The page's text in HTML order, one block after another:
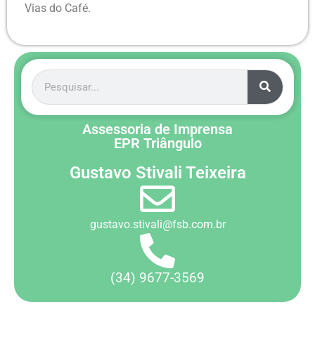
Assessoria de Imprensa
EPR Triângulo
Gustavo Stivali Teixeira
gustavo.stivali@fsb.com.br
(34) 9677-3569
Vias do Café.